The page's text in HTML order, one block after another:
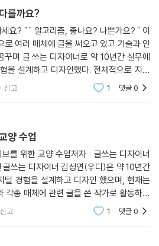
세상을 비판하거나 위기를 이야기하는 것
공존하는 방법을 제시한다는 것이다. 저
서 벗어날 수 있는 소소한 팁과 우리의 시
데 도움을 주는 앱을 소개한다. 또한, 앞서
기술을 현명하게 소비하는 법을 소개하며
털 시대를 바라보고 살아가야 하는지 인사
동안 스마트폰 화면을 스크롤하는 양을 거
은 어떨까. 화면 대신 책장을 넘기다 보면
뼘을 발견하게 될 것이다.
를까요?
요? " " 알고리즘, 좋나요? 나쁜가요? " 이
로 여러 매체에 글을 써오고 있고 기술과 인
꾸며 글 쓰는 디자이너로 약 10년간 실무에
고 디자인했다. 전체적으로 지금
상을 건드렸다. 그 앱의 소개와 상황의 정
신고 1 댓글0
양 수업
를 위한 교양 수업저자 : 글쓰는 디자이너
쓰는 디자이너 김성연(우디)은 약 10년간
털 경험을 설계하고 디자인 했으며, 현재는
각종 매체에 관련 글을 쓴 작가로 활동하고
는 1990년대 중반부터 2010년대 후반에
신고 1 댓글0